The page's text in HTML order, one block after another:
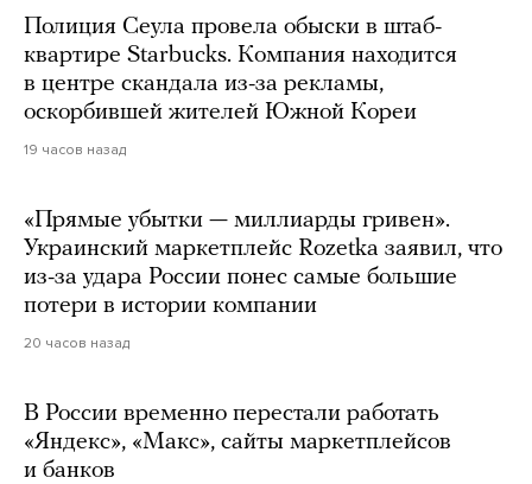
Полиция Сеула провела обыски в штаб-
квартире Starbucks. Компания находится
в центре скандала из-за рекламы,
оскорбившей жителей Южной Кореи
19 часов назад
«Прямые убытки — миллиарды гривен».
Украинский маркетплейс Rozetka заявил, что
из-за удара России понес самые большие
потери в истории компании
20 часов назад
В России временно перестали работать
«Яндекс», «Макс», сайты маркетплейсов
и банков